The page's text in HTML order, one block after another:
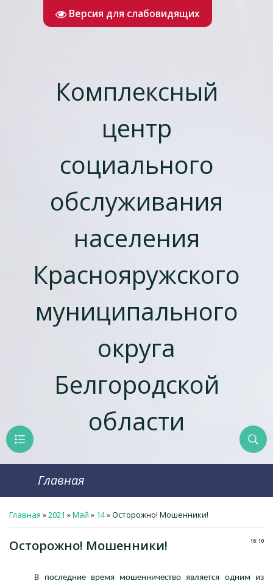
Версия для слабовидящих
Комплексный
центр
социального
обслуживания
населения
Краснояружcкого
муниципального
округа
Белгородской
области
Главная
Главная »2021 »Май » 14» Осторожно! Мошенники!
16:10
Осторожно! Мошенники!
В последние время мошенничество является одним из